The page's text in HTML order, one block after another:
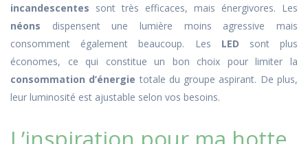
incandescentes sont très efficaces, mais énergivores. Les
néons dispensent une lumière moins agressive mais
consomment également beaucoup. Les LED sont plus
économes, ce qui constitue un bon choix pour limiter la
consommation d’énergie totale du groupe aspirant. De plus,
leur luminosité est ajustable selon vos besoins.
L’inspiration pour ma hotte